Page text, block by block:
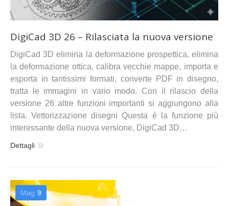
DigiCad 3D 26 – Rilasciata la nuova versione
DigiCad 3D elimina la deformazione prospettica, elimina
la deformazione ottica, calibra vecchie mappe, importa e
esporta in tantissimi formati, converte PDF in disegno,
tratta le immagini in vario modo. Con il rilascio della
versione 26 altre funzioni importanti si aggiungono alla
lista. Vettorizzazione disegni Questa è la funzione più
interessante della nuova versione, DigiCad 3D…
Dettagli
Mag 9